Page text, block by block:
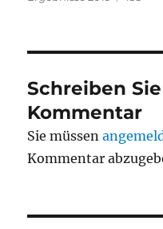
Schreiben
Kommentar
Sie müssen
Kommentar